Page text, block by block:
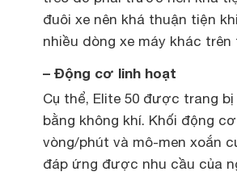
đuôi xe nên khá thuận tiện
nhiều dòng xe máy khác
– Động cơ linh hoạt
Cụ thể, Elite 50 được trang
bằng không khí. Khối động
vòng/phút và mô-men xoắn
đáp ứng được nhu cầu của